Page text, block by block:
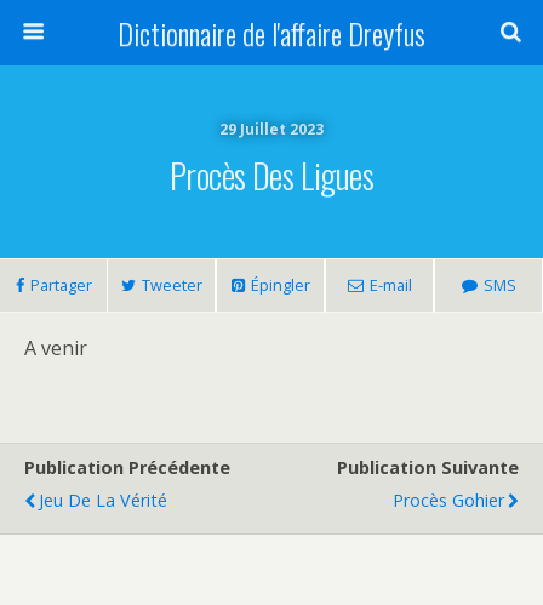
Dictionnaire de l'affaire Dreyfus
29 Juillet 2023
Procès Des Ligues
Partager Tweeter Épingler E-mail SMS
A venir
Publication Précédente
Jeu De La Vérité
Publication Suivante
Procès Gohier